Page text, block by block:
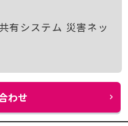
有システム 災害ネッ
わせ